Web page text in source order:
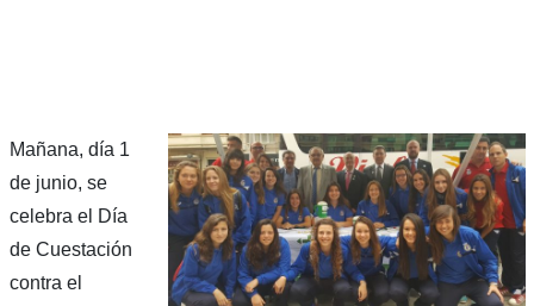
Mañana, día 1
de junio, se
celebra el Día
de Cuestación
contra el